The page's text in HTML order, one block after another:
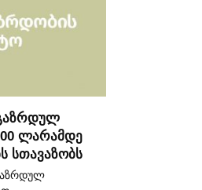
ლარამდე
სთავაზობს